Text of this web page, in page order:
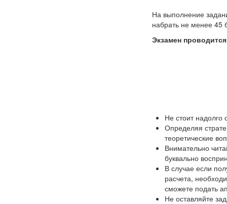
На выполнение
набрать не менее 45
Экзамен
Не стоит
Определяя
теоретические
Внимательно
буквально
В случае если
расчета,
сможете подать
Не оставляйте